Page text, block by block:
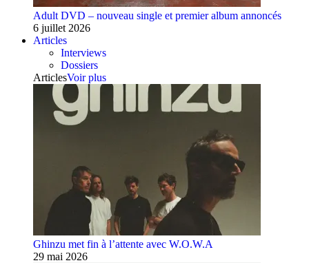
Adult DVD – nouveau single et premier album annoncés
6 juillet 2026
Articles
Interviews
Dossiers
ArticlesVoir plus
Ghinzu met fin à l’attente avec W.O.W.A
29 mai 2026